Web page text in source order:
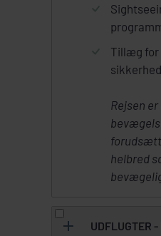
Tillæg for
Rejsen
helbred
UDFLUGTER